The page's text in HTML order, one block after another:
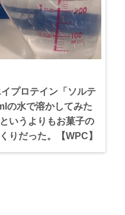
プロテイン「ソルテ
の水で溶かしてみた
いうよりもお菓子の
りだった。【WPC】